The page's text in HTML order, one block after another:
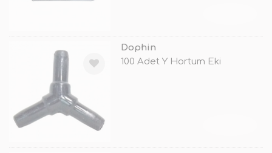
Dophin
100 Adet Y Hortum Eki